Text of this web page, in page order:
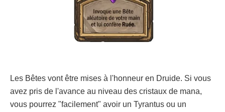
Les Bêtes vont être mises à l'honneur en Druide. Si vous
avez pris de l'avance au niveau des cristaux de mana,
vous pourrez "facilement" avoir un Tyrantus ou un